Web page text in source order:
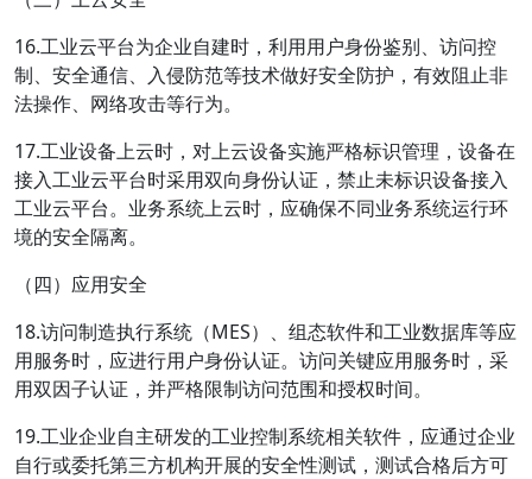
16.工业云平台为企业自建时，利用用户身份鉴别、访问控
制、安全通信、入侵防范等技术做好安全防护，有效阻止非
法操作、网络攻击等行为。
17.工业设备上云时，对上云设备实施严格标识管理，设备在
接入工业云平台时采用双向身份认证，禁止未标识设备接入
工业云平台。业务系统上云时，应确保不同业务系统运行环
境的安全隔离。
（四）应用安全
18.访问制造执行系统（MES）、组态软件和工业数据库等应
用服务时，应进行用户身份认证。访问关键应用服务时，采
用双因子认证，并严格限制访问范围和授权时间。
19.工业企业自主研发的工业控制系统相关软件，应通过企业
自行或委托第三方机构开展的安全性测试，测试合格后方可